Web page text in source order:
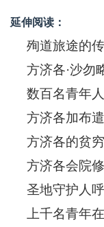
延伸阅读：
殉道旅途的
方济各·沙勿
方济各的贫
上千名青年